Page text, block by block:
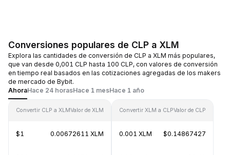
Conversiones populares de CLP a XLM
Explora las cantidades de conversión de CLP a XLM más populares,
que van desde 0,001 CLP hasta 100 CLP, con valores de conversión
en tiempo real basados en las cotizaciones agregadas de los makers
de mercado de Bybit.
AhoraHace 24 horasHace 1 mesHace 1 año
Convertir CLP a XLMValor de XLM
$1 0.00672611 XLM
Convertir XLM a CLPValor de CLP
0.001 XLM $0.14867427